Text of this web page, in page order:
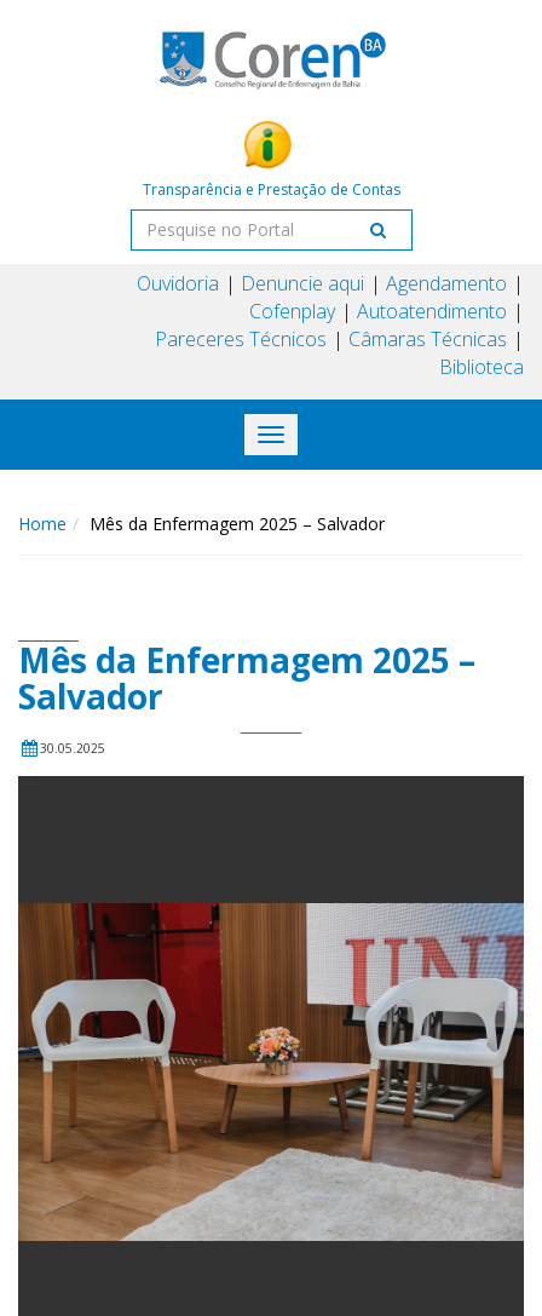
Transparência e Prestação de Contas
Ouvidoria Denuncie aqui
Agendamento
Cofenplay
Autoatendimento
Pareceres Técnicos
Câmaras Técnicas
Biblioteca
Toggle
navigation
Home Mês da Enfermagem 2025 – Salvador
Mês da Enfermagem 2025 –
Salvador
30.05.2025